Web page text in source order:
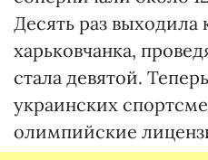
Десять раз выходила
харьковчанка,
стала девятой.
украинских
олимпийские